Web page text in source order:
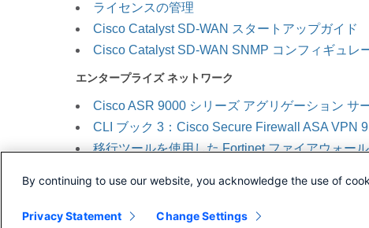
ライセンスの管理
Cisco Catalyst SD-WAN スタートアップガイド
Cisco Catalyst SD-WAN SNMP コンフィギュレ
エンタープライズ ネットワーク
Cisco ASR 9000 シリーズ アグリゲーション サ
CLI ブック 3：Cisco Secure Firewall ASA VPN
移行ツールを使用した Fortinet ファイアウォー
移行ツールを使用した Microsoft Azure ネイテ
■月別更新状況（2025 年 6 月 ～ 2025 年 8 月）
By continuing to use our website, you acknowledge the use of
Privacy Statement Change Settings